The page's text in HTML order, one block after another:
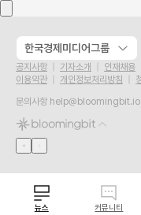
한국경제미디어그룹
공지사항 기자소개 인재채용
이용약관
개인정보처리방침
문의사항 help@bloomingbit.io
뉴스 커뮤니티